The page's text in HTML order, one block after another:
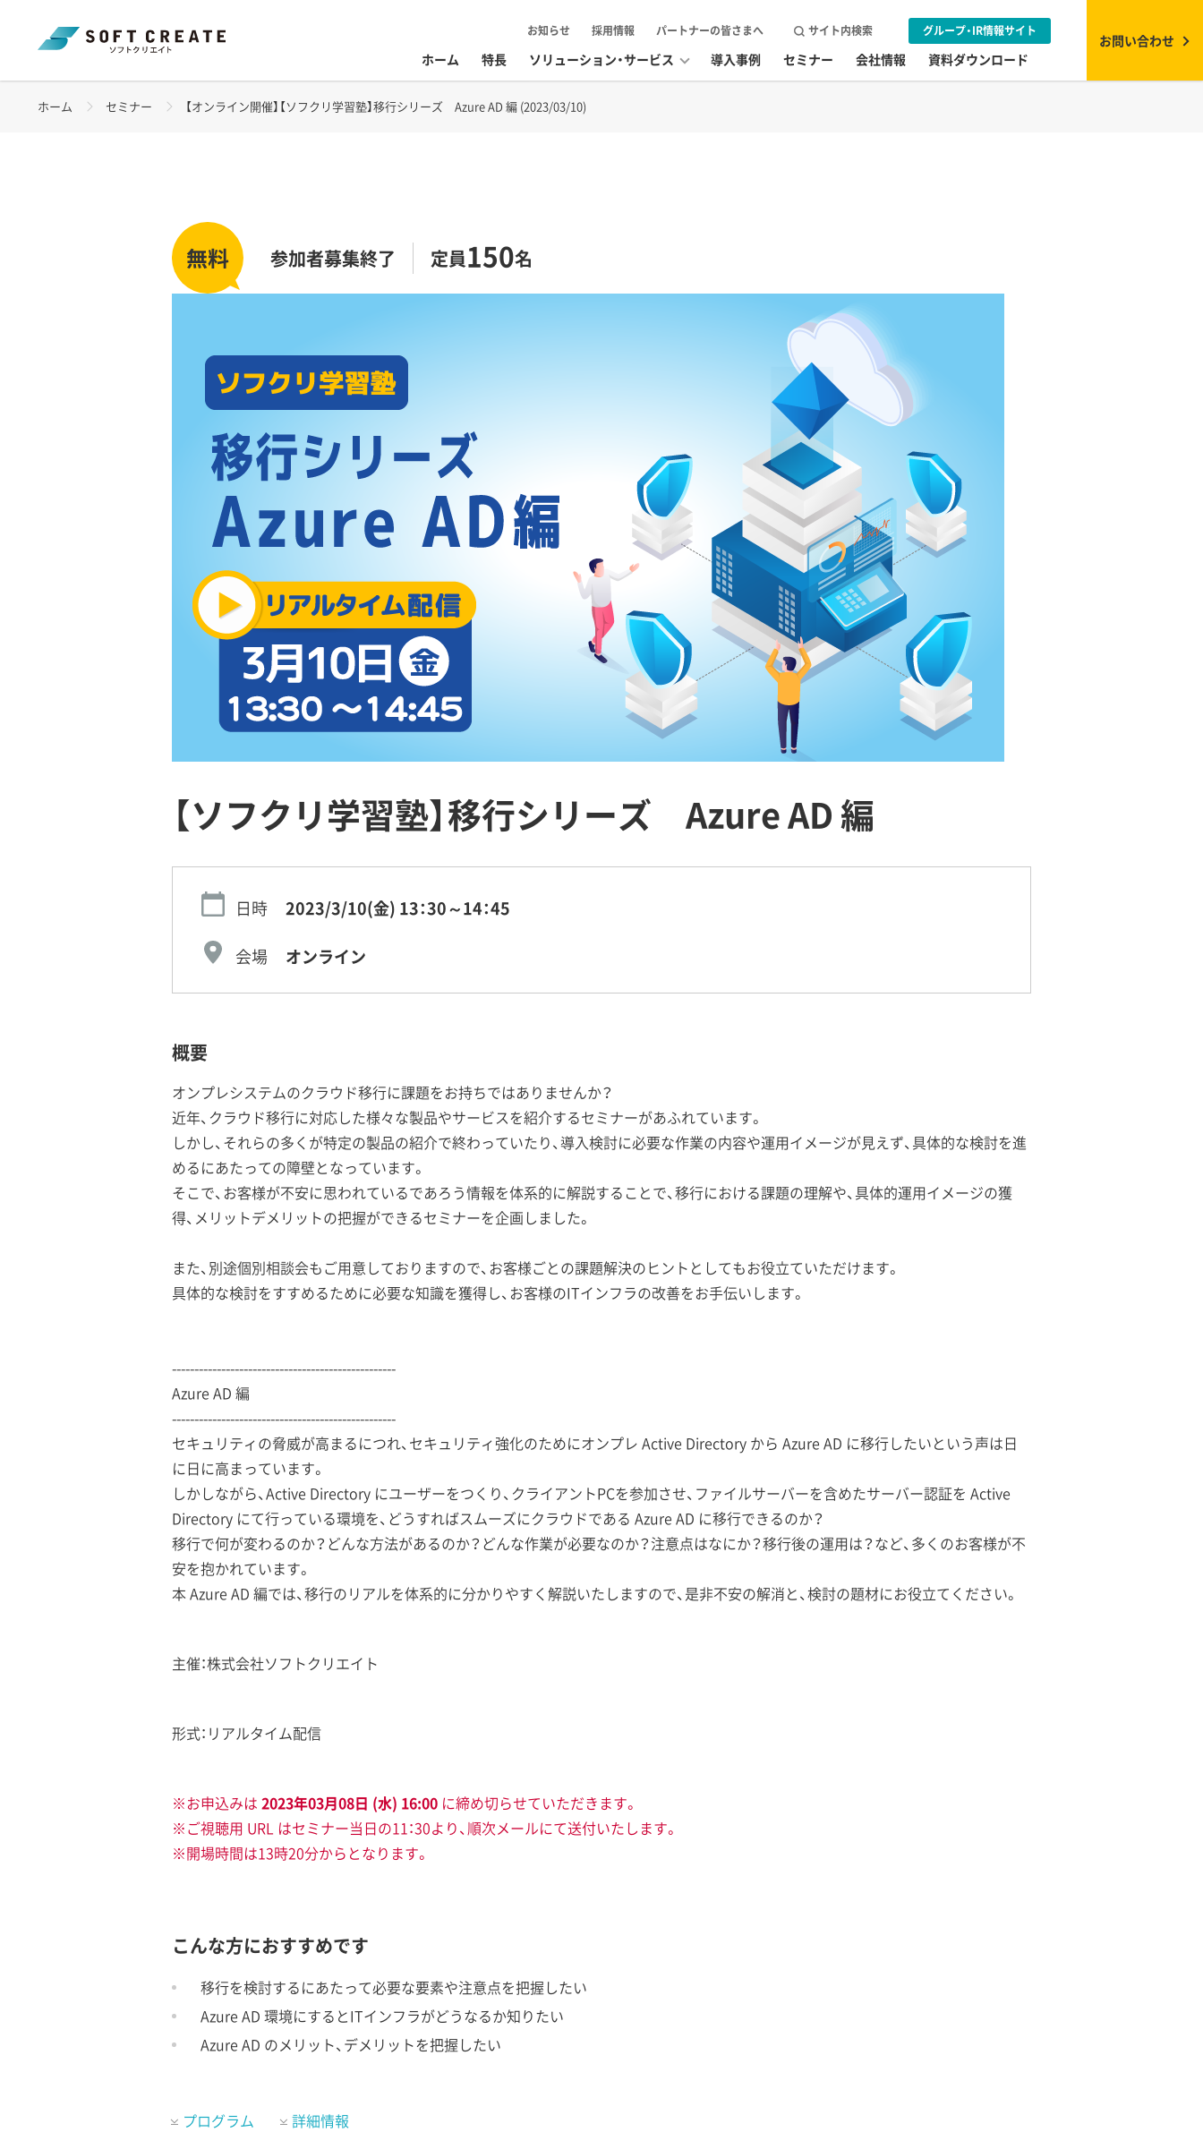
ホーム 特長 ソリューション・サービス 導入事例 セミナー 会社情報 資料ダウンロード
お知らせ 採用情報 パートナーの皆さまへ サイト内検索 グループ・IR情報サイト
お問い合わせ
ホーム セミナー 【オンライン開催】【ソフクリ学習塾】移行シリーズ Azure AD 編 (2023/03/10)
参加者募集終了 定員150名
【ソフクリ学習塾】移行シリーズ Azure AD 編
日時 2023/3/10(金) 13：30～14：45
会場
オンライン
概要
オンプレシステムのクラウド移行に課題をお持ちではありませんか？
近年、クラウド移行に対応した様々な製品やサービスを紹介するセミナーがあふれています。
しかし、それらの多くが特定の製品の紹介で終わっていたり、導入検討に必要な作業の内容や運用イメージが見えず、具体的な検討を進
めるにあたっての障壁となっています。
そこで、お客様が不安に思われているであろう情報を体系的に解説することで、移行における課題の理解や、具体的運用イメージの獲
得、メリットデメリットの把握ができるセミナーを企画しました。
また、別途個別相談会もご用意しておりますので、お客様ごとの課題解決のヒントとしてもお役立ていただけます。
具体的な検討をすすめるために必要な知識を獲得し、お客様のITインフラの改善をお手伝いします。
--------------------------------------------------
Azure AD 編
--------------------------------------------------
セキュリティの脅威が高まるにつれ、セキュリティ強化のためにオンプレ Active Directory から Azure AD に移行したいという声は日
に日に高まっています。
しかしながら、Active Directory にユーザーをつくり、クライアントPCを参加させ、ファイルサーバーを含めたサーバー認証を Active
Directory にて行っている環境を、どうすればスムーズにクラウドである Azure AD に移行できるのか？
移行で何が変わるのか？どんな方法があるのか？どんな作業が必要なのか？注意点はなにか？移行後の運用は？など、多くのお客様が不
安を抱かれています。
本 Azure AD 編では、移行のリアルを体系的に分かりやすく解説いたしますので、是非不安の解消と、検討の題材にお役立てください。
主催：株式会社ソフトクリエイト
形式：リアルタイム配信
※お申込みは 2023年03月08日 (水) 16:00 に締め切らせていただきます。
※ご視聴用 URL はセミナー当日の11：30より、順次メールにて送付いたします。
※開場時間は13時20分からとなります。
こんな方におすすめです
移行を検討するにあたって必要な要素や注意点を把握したい
Azure AD 環境にするとITインフラがどうなるか知りたい
Azure AD のメリット、デメリットを把握したい
プログラム 詳細情報